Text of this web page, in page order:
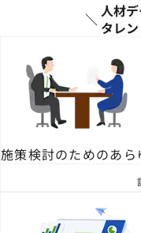
人材
タレ
施策検討のためのあ